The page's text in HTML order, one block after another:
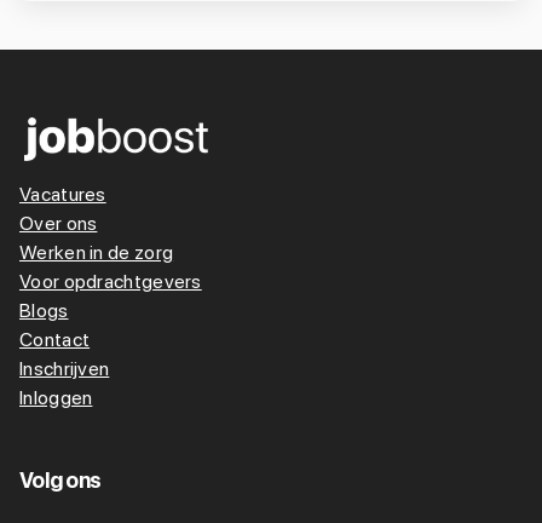
Vacatures
Over ons
Werken in de zorg
Voor opdrachtgevers
Blogs
Contact
Inschrijven
Inloggen
Volg ons